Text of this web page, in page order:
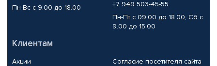
Пн-Вс с 9.00 до 18.00
+7 949 503-45-55
Пн-Пт с 09.00 до 18.00, Сб с
9.00 до 15.00
Клиентам
Акции
Согласие посетителя сайта